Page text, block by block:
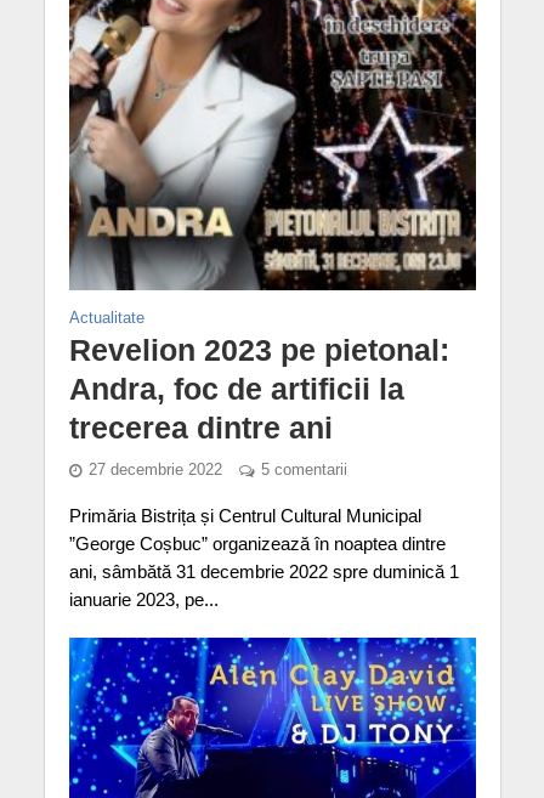
Actualitate
Revelion 2023 pe pietonal:
Andra, foc de artificii la
trecerea dintre ani
27 decembrie 2022 5 comentarii
Primăria Bistrița și Centrul Cultural Municipal
”George Coșbuc” organizează în noaptea dintre
ani, sâmbătă 31 decembrie 2022 spre duminică 1
ianuarie 2023, pe...